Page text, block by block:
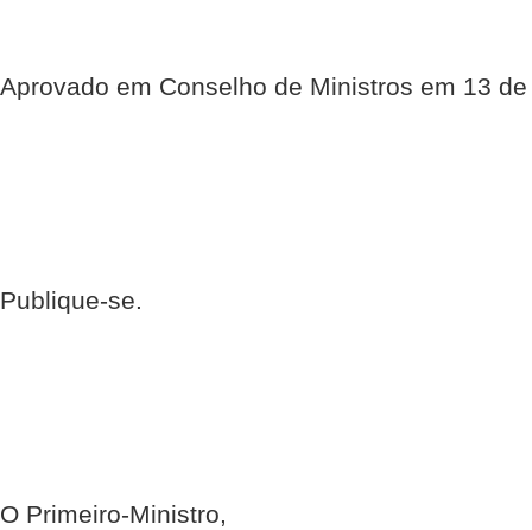
Aprovado em Conselho de Ministros em 13
Publique-se.
O Primeiro-Ministro,